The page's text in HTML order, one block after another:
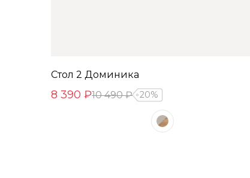
Стол 2 Доминика
8 390 ₽10 490 ₽ 20%